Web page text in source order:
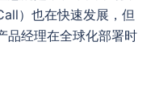
）也在快速发展，但
品经理在全球化部署时